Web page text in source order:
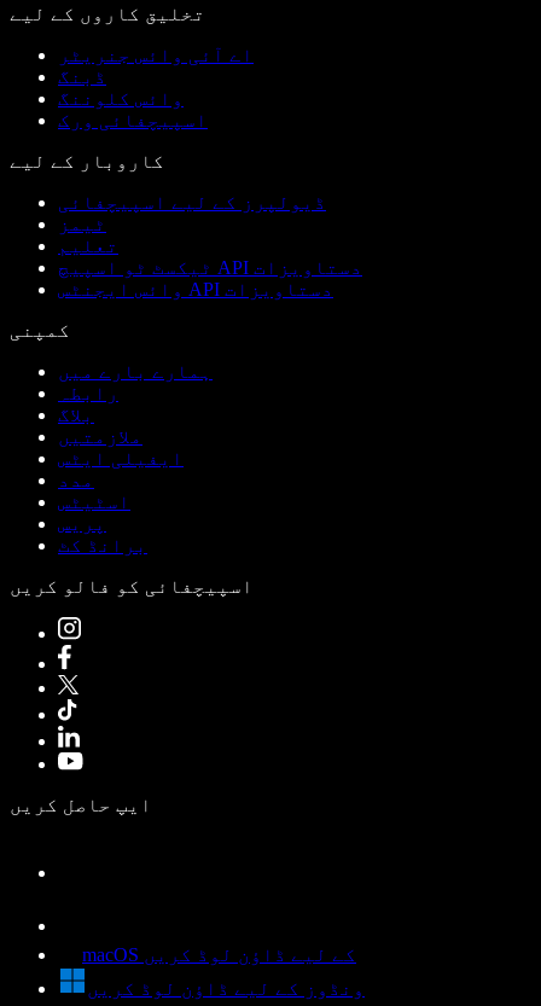
تخلیق کاروں کے لیے
اے آئی وائس جنریٹر
ڈبنگ
وائس کلوننگ
اسپیچفائی ورک
کاروبار کے لیے
ڈیولپرز کے لیے اسپیچفائی
ٹیمز
تعلیم
ٹیکسٹ ٹو اسپیچ API دستاویزات
وائس ایجنٹس API دستاویزات
کمپنی
ہمارے بارے میں
رابطہ
بلاگ
ملازمتیں
ایفیلی ایٹس
مدد
اسٹیٹس
پریس
برانڈ کٹ
اسپیچفائی کو فالو کریں
ایپ حاصل کریں
macOS کے لیے ڈاؤن لوڈ کریں
ونڈوز کے لیے ڈاؤن لوڈ کریں